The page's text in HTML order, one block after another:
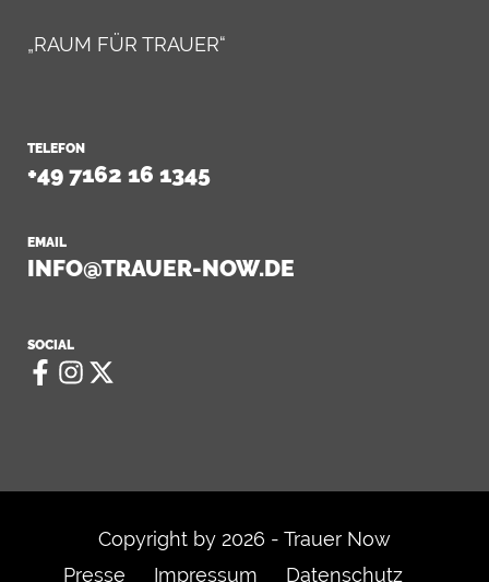
„RAUM FÜR TRAUER“
TELEFON
+49 7162 16 1345
EMAIL
INFO@TRAUER-NOW.DE
SOCIAL
Copyright by 2026 - Trauer Now
Presse
Impressum Datenschutz